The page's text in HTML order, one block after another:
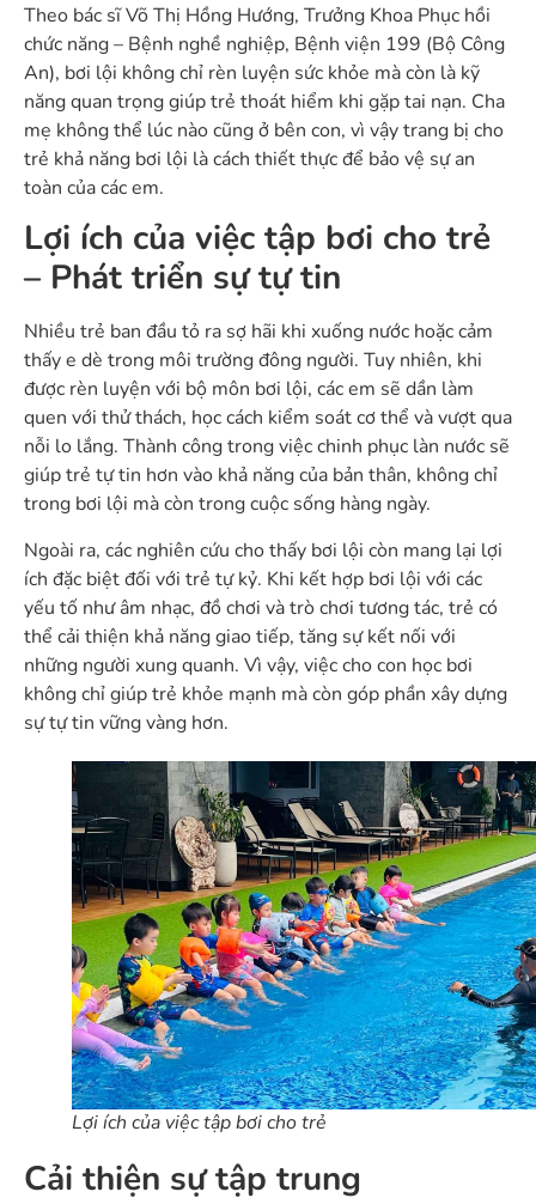
Theo bác sĩ Võ Thị Hồng Hướng, Trưởng Khoa Phục hồi
chức năng – Bệnh nghề nghiệp, Bệnh viện 199 (Bộ Công
An), bơi lội không chỉ rèn luyện sức khỏe mà còn là kỹ
năng quan trọng giúp trẻ thoát hiểm khi gặp tai nạn. Cha
mẹ không thể lúc nào cũng ở bên con, vì vậy trang bị cho
trẻ khả năng bơi lội là cách thiết thực để bảo vệ sự an
toàn của các em.
Lợi ích của việc tập bơi cho trẻ
– Phát triển sự tự tin
Nhiều trẻ ban đầu tỏ ra sợ hãi khi xuống nước hoặc cảm
thấy e dè trong môi trường đông người. Tuy nhiên, khi
được rèn luyện với bộ môn bơi lội, các em sẽ dần làm
quen với thử thách, học cách kiểm soát cơ thể và vượt qua
nỗi lo lắng. Thành công trong việc chinh phục làn nước sẽ
giúp trẻ tự tin hơn vào khả năng của bản thân, không chỉ
trong bơi lội mà còn trong cuộc sống hàng ngày.
Ngoài ra, các nghiên cứu cho thấy bơi lội còn mang lại lợi
ích đặc biệt đối với trẻ tự kỷ. Khi kết hợp bơi lội với các
yếu tố như âm nhạc, đồ chơi và trò chơi tương tác, trẻ có
thể cải thiện khả năng giao tiếp, tăng sự kết nối với
những người xung quanh. Vì vậy, việc cho con học bơi
không chỉ giúp trẻ khỏe mạnh mà còn góp phần xây dựng
sự tự tin vững vàng hơn.
Lợi ích của việc tập bơi cho trẻ
Cải thiện sự tập trung